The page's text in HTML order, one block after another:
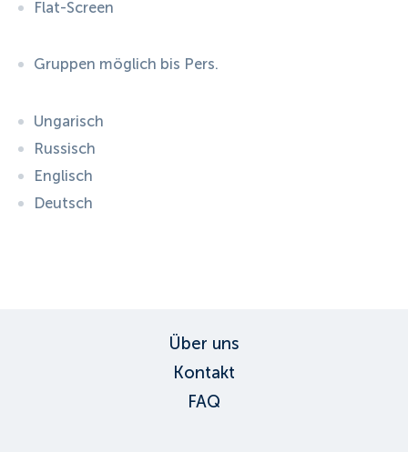
Flat-Screen
Gruppen möglich bis Pers.
Ungarisch
Russisch
Englisch
Deutsch
Über uns
Kontakt
FAQ